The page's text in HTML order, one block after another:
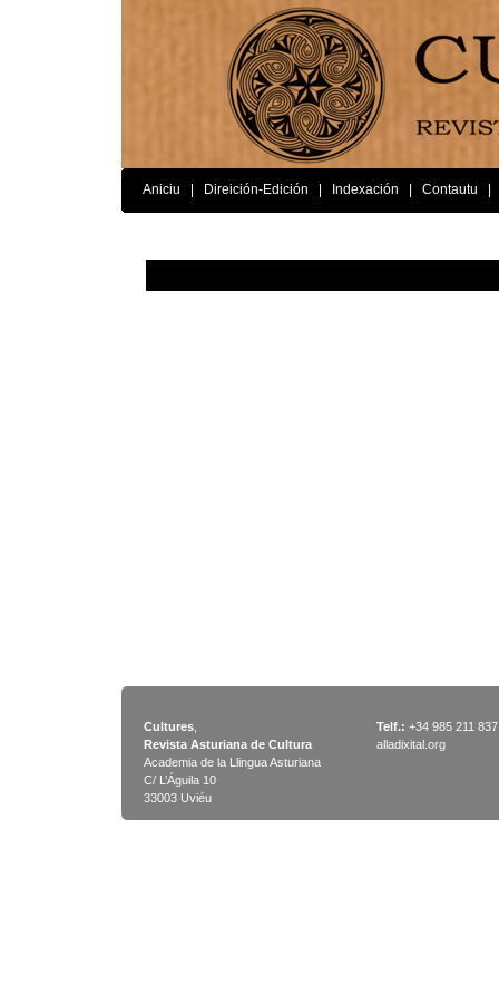
Aniciu Direición-Edición Indexación Contautu
Cultures
Revista Asturiana de Cultura
Academia de la Llingua Asturiana
C/ L’Águila 10
33003 Uviéu
Telf.: +34 985 211 837
alladixital.org